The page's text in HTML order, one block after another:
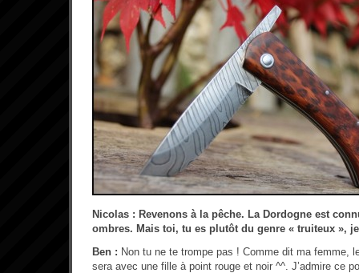
Nicolas : Revenons à la pêche. La Dordogne est
ombres. Mais toi, tu es plutôt du genre « truiteux »,
Ben : Non tu ne te trompe pas ! Comme dit ma femme,
sera avec une fille à point rouge et noir ^^. J’admire ce